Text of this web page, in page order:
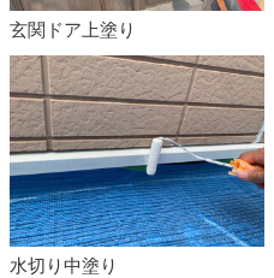
玄関ドア上塗り
水切り中塗り